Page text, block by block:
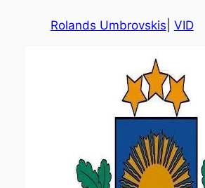
Rolands Umbrovskis VID